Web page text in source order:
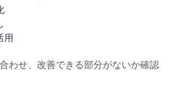
用
わせ、改善できる部分がないか確認